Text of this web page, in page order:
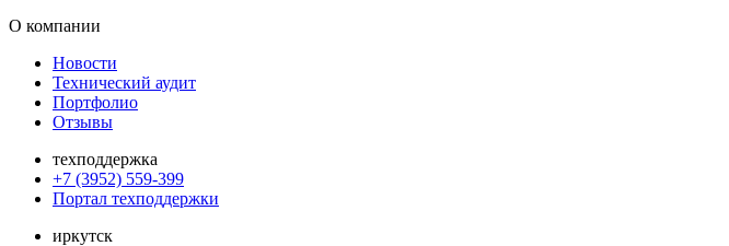
О компании
Новости
Технический аудит
Портфолио
Отзывы
техподдержка
+7 (3952) 559-399
Портал техподдержки
иркутск